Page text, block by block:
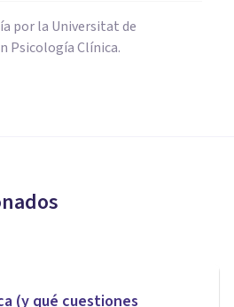
por la Universitat de
Psicología Clínica.
(y qué cuestiones